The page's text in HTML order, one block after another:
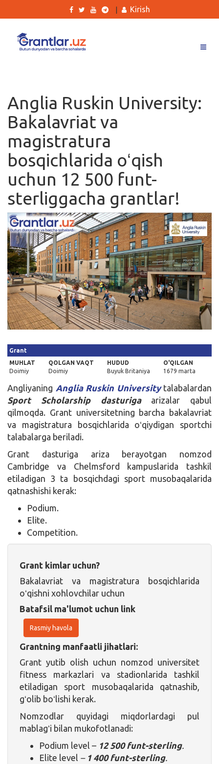
Ishlar
Kurslar
Blog
Yana
Qidirish
Kirish
Kirish
Anglia Ruskin University:
Bakalavriat va
magistratura
bosqichlarida oʻqish
uchun 12 500 funt-
sterliggacha grantlar!
Grant
MUHLAT
Doimiy
QOLGAN VAQT
Doimiy
HUDUD
Buyuk Britaniya
O'QILGAN
1679 marta
Angliyaning Anglia Ruskin Universitytalabalardan
Sport Scholarship dasturiga arizalar qabul
qilmoqda. Grant universitetning barcha bakalavriat
va magistratura bosqichlarida oʻqiydigan sportchi
talabalarga beriladi.
Grant dasturiga ariza berayotgan nomzod
Cambridge va Chelmsford kampuslarida tashkil
etiladigan 3 ta bosqichdagi sport musobaqalarida
qatnashishi kerak:
Podium.
Elite.
Competition.
Grant kimlar uchun?
Bakalavriat va magistratura bosqichlarida
oʻqishni xohlovchilar uchun
Batafsil ma'lumot uchun link
Rasmiy havola
Grantning manfaatli jihatlari:
Grant yutib olish uchun nomzod universitet
fitness markazlari va stadionlarida tashkil
etiladigan sport musobaqalarida qatnashib,
gʻolib boʻlishi kerak.
Nomzodlar quyidagi miqdorlardagi pul
mablagʻi bilan mukofotlanadi:
Podium level – 12 500 funt-sterling.
Elite level – 1 400 funt-sterling.